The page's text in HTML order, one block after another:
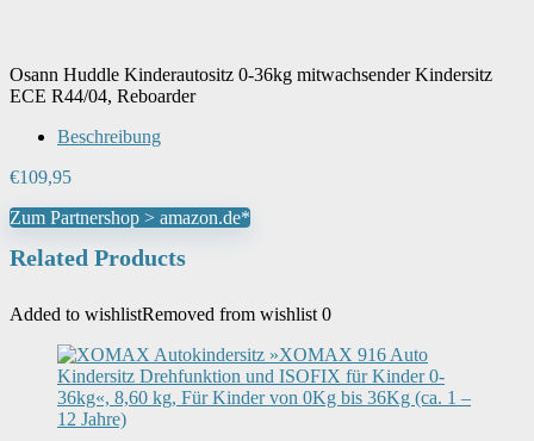
Osann Huddle Kinderautositz 0-36kg mitwachsender Kindersitz
ECE R44/04, Reboarder
Beschreibung
€109,95
Zum Partnershop > amazon.de*
Related Products
Added to wishlistRemoved from wishlist 0